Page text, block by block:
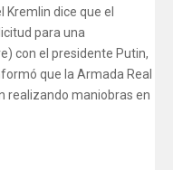
Kremlin dice que el
para una
con el presidente Putin,
que la Armada Real
realizando maniobras en